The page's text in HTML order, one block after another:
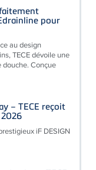
pour
au design
TECE dévoile une
douche. Conçue
– TECE reçoit
2026
iF DESIGN